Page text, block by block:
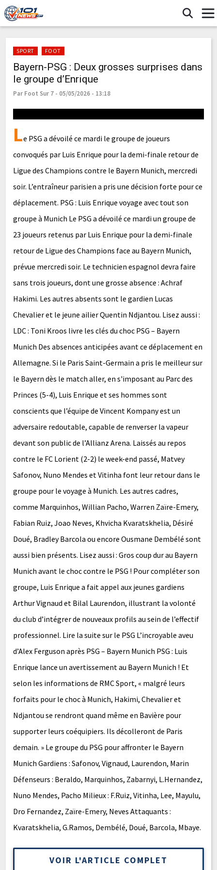
SPORT FOOT
Bayern-PSG : Deux grosses surprises dans
le groupe d’Enrique
Par Foot Sur 7 - 05/05/2026 - 13:18
Le PSG a dévoilé ce mardi le groupe de joueurs
convoqués par Luis Enrique pour la demi-finale retour de
Ligue des Champions contre le Bayern Munich, mercredi
soir. L’entraîneur parisien a pris une décision forte pour ce
déplacement. PSG : Luis Enrique voyage avec tout son
groupe à Munich Le PSG a dévoilé ce mardi un groupe de
23 joueurs retenus par Luis Enrique pour la demi-finale
retour de Ligue des Champions face au Bayern Munich,
prévue mercredi soir. Le technicien espagnol devra faire
sans trois joueurs, dont une grosse absence : Achraf
Hakimi. Les autres absents sont le gardien Lucas
Chevalier et le jeune ailier Quentin Ndjantou. Lisez aussi :
LDC : Toni Kroos livre les clés du choc PSG – Bayern
Munich Des absences anticipées avant ce déplacement en
Allemagne. Si le Paris Saint-Germain a pris le meilleur sur
le Bayern dès le match aller, en s'imposant au Parc des
Princes (5-4), Luis Enrique et ses hommes sont
conscients que l’équipe de Vincent Kompany est un
adversaire redoutable, capable de renverser la vapeur
devant son public de l’Allianz Arena. Laissés au repos
contre le FC Lorient (2-2) le week-end passé, Matvey
Safonov, Nuno Mendes et Vitinha font leur retour dans le
groupe pour le voyage à Munich. Les autres cadres,
comme Marquinhos, Willian Pacho, Warren Zaïre-Emery,
Fabian Ruiz, Joao Neves, Khvicha Kvaratskhelia, Désiré
Doué, Bradley Barcola ou encore Ousmane Dembélé sont
aussi bien présents. Lisez aussi : Gros coup dur au Bayern
Munich avant le choc contre le PSG ! Pour compléter son
groupe, Luis Enrique a fait appel aux jeunes gardiens
Arthur Vignaud et Bilal Laurendon, illustrant la volonté
du club d’intégrer de nouveaux profils au sein de l’effectif
professionnel. Lire la suite sur le PSG L’incroyable aveu
d’Alex Ferguson après PSG – Bayern Munich PSG : Luis
Enrique lance un avertissement au Bayern Munich ! Et
selon les informations de RMC Sport, « malgré leurs
forfaits pour le choc à Munich, Hakimi, Chevalier et
Ndjantou se rendront quand même en Bavière pour
supporter leurs coéquipiers. Ils décolleront de Paris
demain. » Le groupe du PSG pour affronter le Bayern
Munich Gardiens : Safonov, Vignaud, Laurendon, Marin
Défenseurs : Beraldo, Marquinhos, Zabarnyi, L.Hernandez,
Nuno Mendes, Pacho Milieux : F.Ruiz, Vitinha, Lee, Mayulu,
Dro Fernandez, Zaïre-Emery, Neves Attaquants :
Kvaratskhelia, G.Ramos, Dembélé, Doué, Barcola, Mbaye.
VOIR L'ARTICLE COMPLET